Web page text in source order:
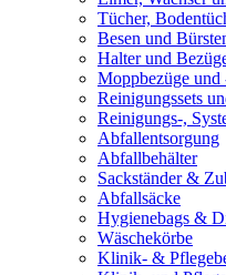
Tücher,
Besen und
Halter und
Moppbezüge und
Reinigungssets
Reinigungs-,
Abfallentsorgung
Abfallbehälter
Sackständer &
Abfallsäcke
Hygienebags &
Wäschekörbe
Klinik- &